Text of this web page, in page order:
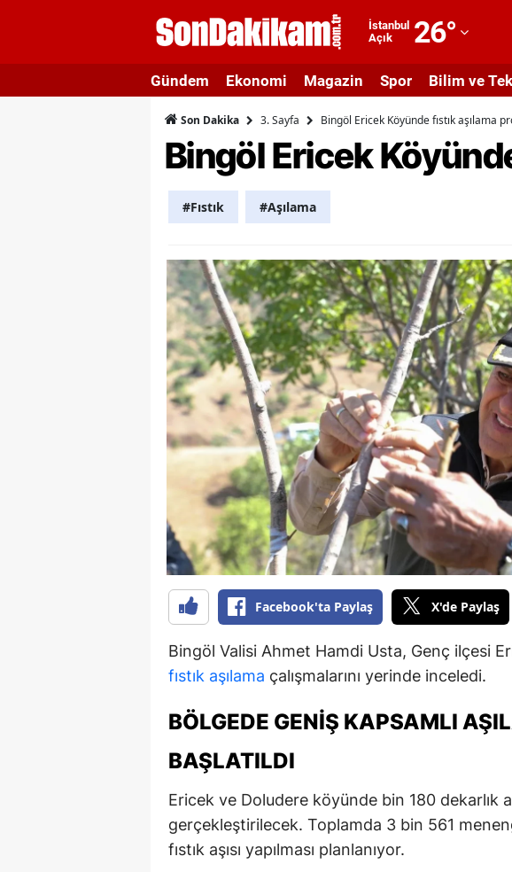
İstanbul
Açık
26°
Adıyaman
Afyonkarahisar
Ağrı
Antalya
Artvin
Aydın
Balıkesir
Bilecik
Bingöl
Bitlis
Bolu
Burdur
Bursa
Çankırı
Edirne
Elazığ
Gündem Ekonomi Magazin Spor Bilim ve
Son Dakika 3. Sayfa Bingöl Ericek Köyünde fıstık aşılama
Bingöl Ericek
#Fıstık #Aşılama
Facebook'ta Paylaş X'de Paylaş
Bingöl Valisi Ahmet Hamdi Usta, Genç ilçesi
fıstık aşılama çalışmalarını yerinde inceledi.
BÖLGEDE GENIŞ KAPSAMLI
BAŞLATILDI
Ericek ve Doludere köyünde bin 180 dekarlık
gerçekleştirilecek. Toplamda 3 bin 561
fıstık aşısı yapılması planlanıyor.